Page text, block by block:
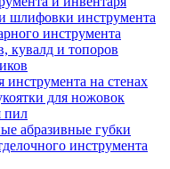
шлифовки инструмента
инструмента
кувалд и топоров
инструмента на стенах
для ножовок
пил
абразивные губки
инструмента